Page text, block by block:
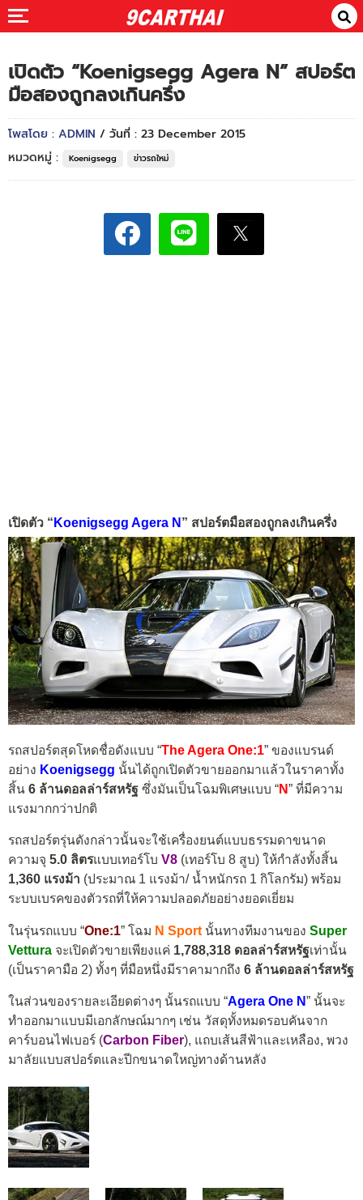
เปิดตัว “Koenigsegg Agera N” สปอร์ต
มือสองถูกลงเกินครึ่ง
โพสโดย : ADMIN / วันที่ : 23 December 2015
หมวดหมู่ :
Koenigsegg ข่าวรถใหม่
เปิดตัว “ Koenigsegg Agera N ” สปอร์ตมือสองถูกลงเกินครึ่ง
รถสปอร์ตสุดโหดชื่อดังแบบ “The Agera One:1” ของแบรนด์
อย่าง Koenigsegg นั้นได้ถูกเปิดตัวขายออกมาแล้วในราคาทั้ง
สิ้น 6 ล้านดอลล่าร์สหรัฐ ซึ่งมันเป็นโฉมพิเศษแบบ “N” ที่มีความ
แรงมากกว่าปกติ
รถสปอร์ตรุ่นดังกล่าวนั้นจะใช้เครื่องยนต์แบบธรรมดาขนาด
ความจุ 5.0 ลิตรแบบเทอร์โบ V8 (เทอร์โบ 8 สูบ) ให้กำลังทั้งสิ้น
1,360 แรงม้า (ประมาณ 1 แรงม้า/ น้ำหนักรถ 1 กิโลกรัม) พร้อม
ระบบเบรคของตัวรถที่ให้ความปลอดภัยอย่างยอดเยี่ยม
ในรุ่นรถแบบ “One:1” โฉม N Sport นั้นทางทีมงานของ Super
Vettura จะเปิดตัวขายเพียงแค่ 1,788,318 ดอลล่าร์สหรัฐเท่านั้น
(เป็นราคามือ 2) ทั้งๆ ที่มือหนึ่งมีราคามากถึง 6 ล้านดอลล่าร์สหรัฐ
ในส่วนของรายละเอียดต่างๆ นั้นรถแบบ “Agera One N” นั้นจะ
ทำออกมาแบบมีเอกลักษณ์มากๆ เช่น วัสดุทั้งหมดรอบคันจาก
คาร์บอนไฟเบอร์ (Carbon Fiber), แถบเส้นสีฟ้าและเหลือง, พวง
มาลัยแบบสปอร์ตและปีกขนาดใหญ่ทางด้านหลัง